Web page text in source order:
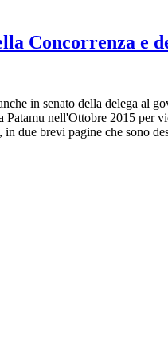
Concorrenza e
in senato della delega al
Patamu nell'Ottobre 2015 per
due brevi pagine che sono